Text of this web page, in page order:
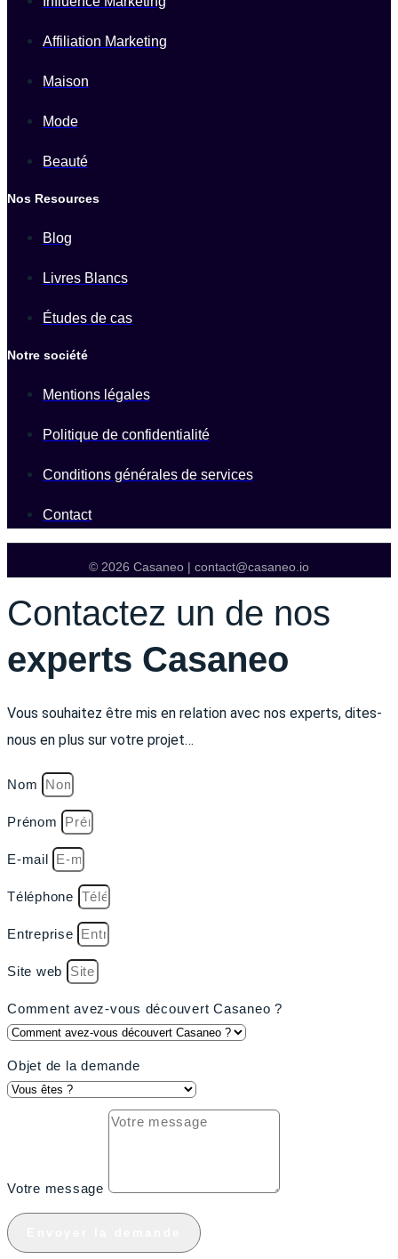
Affiliation Marketing
Maison
Mode
Beauté
Nos Resources
Blog
Livres Blancs
Études de cas
Notre société
Mentions légales
Politique de confidentialité
Conditions générales de services
Contact
© 2026 Casaneo | contact@casaneo.io
Contactez un de nos
experts Casaneo
Vous souhaitez être mis en relation avec nos experts, dites-
nous en plus sur votre projet…
Nom
Prénom
E-mail
Téléphone
Entreprise
Site web
Comment avez-vous découvert Casaneo ?
Objet de la demande
Votre message